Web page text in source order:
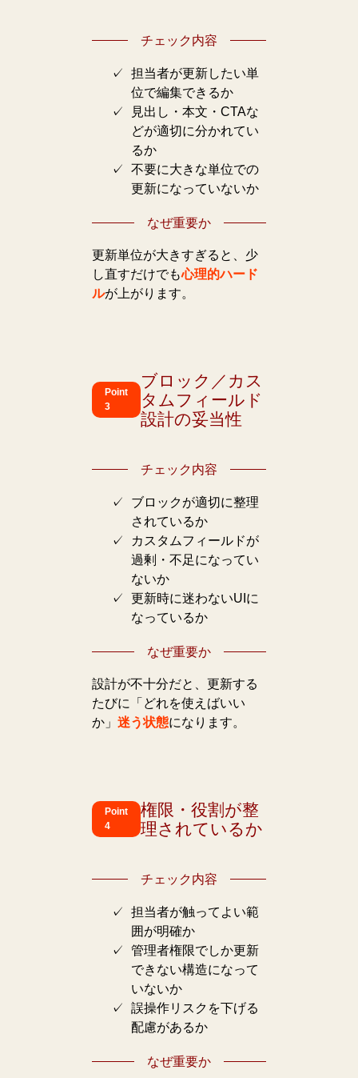
チェック内容
担当者が更新したい単
位で編集できるか
見出し・本文・CTAな
どが適切に分かれてい
るか
不要に大きな単位での
更新になっていないか
なぜ重要か
更新単位が大きすぎると、少
し直すだけでも心理的ハード
ルが上がります。
Point
3
ブロック／カス
タムフィールド
設計の妥当性
チェック内容
ブロックが適切に整理
されているか
カスタムフィールドが
過剰・不足になってい
ないか
更新時に迷わないUIに
なっているか
なぜ重要か
設計が不十分だと、更新する
たびに「どれを使えばいい
か」迷う状態になります。
Point
4
権限・役割が整
理されているか
チェック内容
担当者が触ってよい範
囲が明確か
管理者権限でしか更新
できない構造になって
いないか
誤操作リスクを下げる
配慮があるか
なぜ重要か